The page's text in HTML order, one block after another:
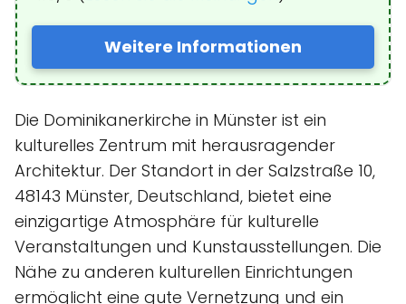
Weitere Informationen
Die Dominikanerkirche in Münster ist ein
kulturelles Zentrum mit herausragender
Architektur. Der Standort in der Salzstraße 10,
48143 Münster, Deutschland, bietet eine
einzigartige Atmosphäre für kulturelle
Veranstaltungen und Kunstausstellungen. Die
Nähe zu anderen kulturellen Einrichtungen
ermöglicht eine gute Vernetzung und ein